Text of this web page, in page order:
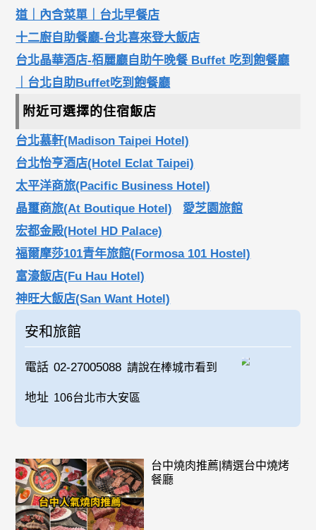
道｜內含菜單｜台北早餐店
十二廚自助餐廳-台北喜來登大飯店
台北晶華酒店-栢麗廳自助午晚餐 Buffet 吃到飽餐廳
｜台北自助Buffet吃到飽餐廳
附近可選擇的住宿飯店
台北慕軒(Madison Taipei Hotel)
台北怡亨酒店(Hotel Eclat Taipei)
太平洋商旅(Pacific Business Hotel)
晶璽商旅(At Boutique Hotel)
愛芝園旅館
宏都金殿(Hotel HD Palace)
福爾摩莎101青年旅館(Formosa 101 Hostel)
富濠飯店(Fu Hau Hotel)
神旺大飯店(San Want Hotel)
安和旅館
電話 02-27005088 請說在棒城市看到
地址 106台北市大安區
台中燒肉推薦|精選台中燒烤
餐廳